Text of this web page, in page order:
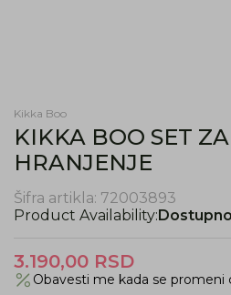
Kikka Boo
KIKKA BOO SET ZA
HRANJENJE
Šifra artikla: 72003893
Product Availability:Dostupno
3.190,00 RSD
Obavesti me kada se promeni